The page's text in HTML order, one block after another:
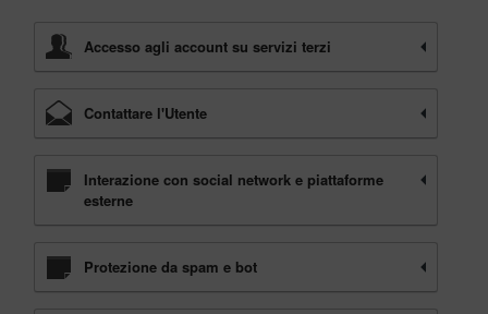
Accesso agli account su servizi terzi
Contattare l'Utente
Interazione con social network e piattaforme
esterne
Protezione da spam e bot